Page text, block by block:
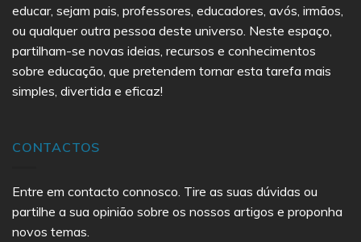
educar, sejam pais, professores, educadores, avós, irmãos,
ou qualquer outra pessoa deste universo. Neste espaço,
partilham-se novas ideias, recursos e conhecimentos
sobre educação, que pretendem tornar esta tarefa mais
simples, divertida e eficaz!
CONTACTOS
Entre em contacto connosco. Tire as suas dúvidas ou
partilhe a sua opinião sobre os nossos artigos e proponha
novos temas.